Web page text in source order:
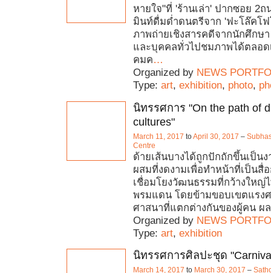
หายใจ"ที่ 'ร้านเล่า' ปากซอย 2
มินท์ดื่มด่ำดนตรีจาก 'ฟะโล๊คโ
ภาพถ่ายเชิงสารคดีจากนักศึกษ
และบุคคลทั่วไปชมภาพได้ตลอ
คมค…
Organized by NEWS
Type: art, exhibition, photo,
นิทรรศการ "On the path of
cultures"
March 11, 2017 toApril 30, 2017 –
Centre
ด้ายเส้นบางได้ถูกปักถักขึ้นเป็น
ผสมที่งดงามเพื่อทำหน้าที่เป็นสื่
เชื่อมโยงวัฒนธรรมที่กว้างใหญ่
พรมแดน โดยข้ามขอบเขตแรง
ศาสนาที่แตกต่างกันของผู้คน ผ
Organized by NEWS
Type: art, exhibition
นิทรรศการศิลปะชุด
March 14, 2017 to March 30, 2017 –